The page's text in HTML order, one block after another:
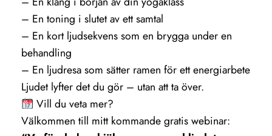
– En toning i slutet av ett samtal
– En kort ljudsekvens som en brygga under en
behandling
– En ljudresa som sätter ramen för ett energiarbete
Ljudet lyfter det du gör – utan att ta över.
Vill du veta mer?
Välkommen till mitt kommande gratis webinar: